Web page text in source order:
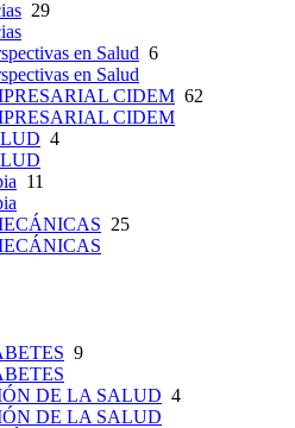
29
en Salud 6
en Salud
CIDEM 62
CIDEM
4
11
25
9
DE LA SALUD 4
DE LA SALUD